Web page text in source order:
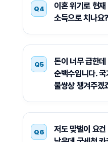
Q4
이혼 위기로 현
소득으로 치나요?
Q5
돈이 너무 급한
순백수입니다.
불쌍상 챙겨주겠
Q6
저도 맞벌이 요